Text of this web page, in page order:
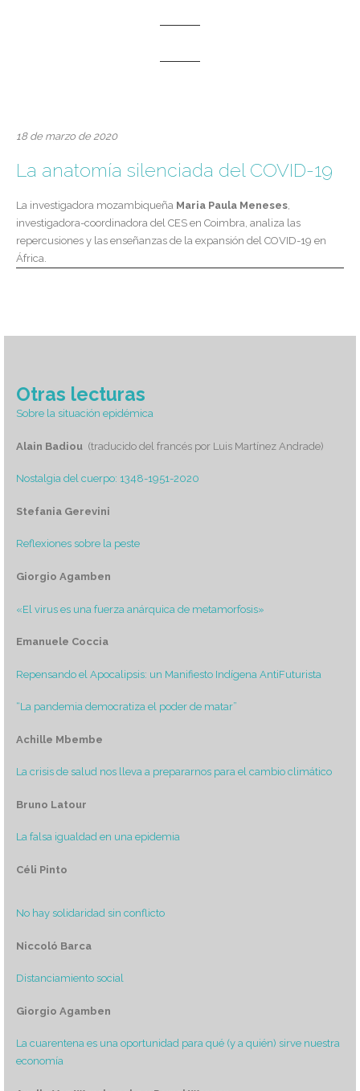
18 de marzo de 2020
La anatomía silenciada del COVID-19
La investigadora mozambiqueña Maria Paula Meneses,
investigadora-coordinadora del CES en Coimbra, analiza las
repercusiones y las enseñanzas de la expansión del COVID-19 en
África.
Otras lecturas
Sobre la situación epidémica
Alain Badiou (traducido del francés por Luis Martínez Andrade)
Nostalgia del cuerpo: 1348-1951-2020
Stefania Gerevini
Reflexiones sobre la peste
Giorgio Agamben
«El virus es una fuerza anárquica de metamorfosis»
Emanuele Coccia
Repensando el Apocalipsis: un Manifiesto Indígena AntiFuturista
“La pandemia democratiza el poder de matar”
Achille Mbembe
La crisis de salud nos lleva a prepararnos para el cambio climático
Bruno Latour
La falsa igualdad en una epidemia
Céli Pinto
No hay solidaridad sin conflicto
Niccoló Barca
Distanciamiento social
Giorgio Agamben
La cuarentena es una oportunidad para qué (y a quién) sirve nuestra
economía